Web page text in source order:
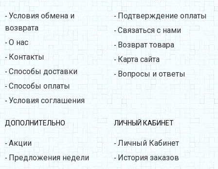
- Условия обмена и
возврата
- О нас
-Контакты
- Способы доставки
-Способы оплаты
- Условия соглашения
-Подтверждение оплаты
- Связаться с нами
-Возврат товара
-Карта сайта
-Вопросы и ответы
ДОПОЛНИТЕЛЬНО
-Акции
- Предложения недели
ЛИЧНЫЙ КАБИНЕТ
- Личный Кабинет
- История заказов